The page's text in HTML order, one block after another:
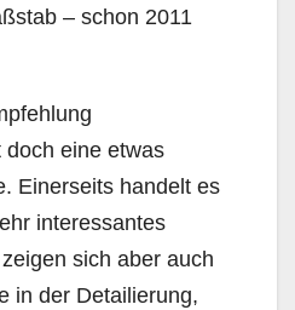
– schon 2011
eine etwas
Einerseits handelt es
interessantes
sich aber auch
in der Detailierung,